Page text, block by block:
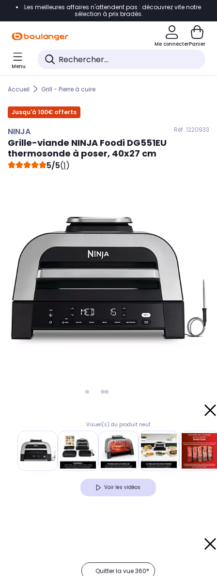
Accéder directement à la navigation
Accéder directement au pied de page
Accéder directement au chatbot
Les meilleures affaires n'attendent pas : découvrez vite notre
sélection à prix bradés.
Me connecterPanier
Menu
Accueil Grill - Pierre à cuire
Jusqu'à 100€ offerts
NINJA Réf. 1220933
Grille-viande NINJA Foodi DG551EU
thermosonde à poser, 40x27 cm
5/5(1)
Visuel(s) du produit neuf
Voir les vidéos
Quitter la vue 360°